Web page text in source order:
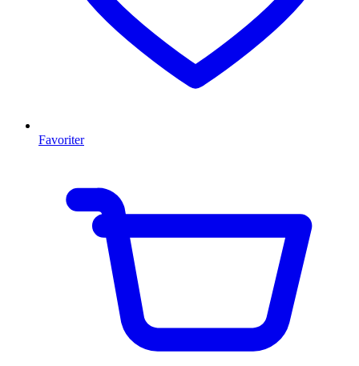
Favoriter